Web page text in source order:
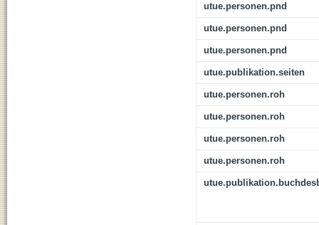
utue.personen.pnd
utue.personen.pnd
utue.personen.pnd
utue.publikation.seiten
utue.personen.roh
utue.personen.roh
utue.personen.roh
utue.personen.roh